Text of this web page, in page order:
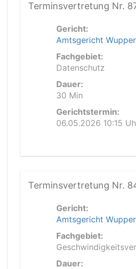
Terminsvertretung Nr.
Gericht:
Amtsgericht
Fachgebiet:
Datenschutz
Dauer:
30 Min
Gerichtstermin:
06.05.2026 10:15
Terminsvertretung Nr.
Gericht:
Amtsgericht
Fachgebiet:
Dauer: